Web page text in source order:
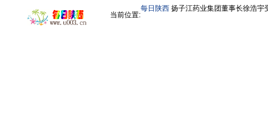
当前位置:
每日陕西扬子江药业集团董事长徐浩宇